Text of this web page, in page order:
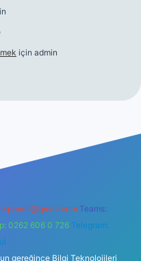
için admin
Teams:
0262 606 0 726 Telegram:
gereğince Bilgi Teknolojileri